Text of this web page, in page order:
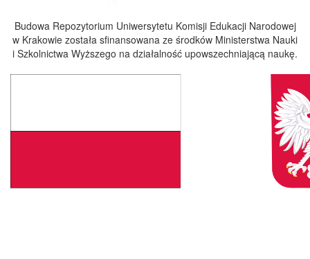
Budowa Repozytorium Uniwersytetu Komisji Edukacji Narodowej
w Krakowie została sfinansowana ze środków Ministerstwa Nauki
i Szkolnictwa Wyższego na działalność upowszechniającą naukę.